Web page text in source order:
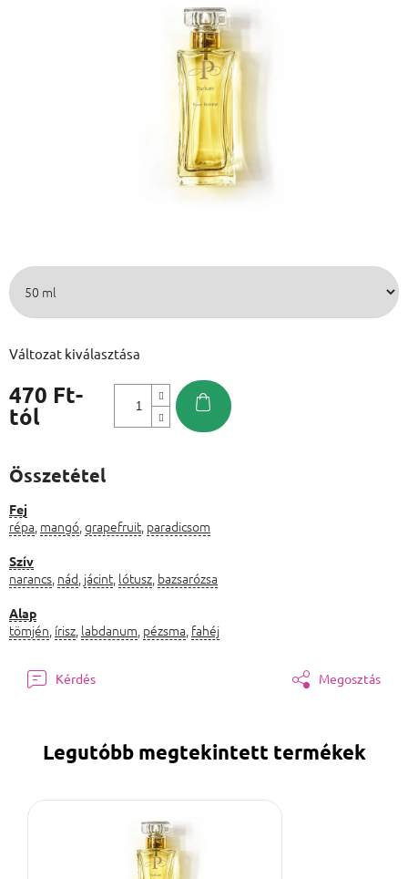
470 Ft-
tól
Változat kiválasztása
Összetétel
Fej
répa mangó grapefruit paradicsom
Szív
narancs nád jácint lótusz bazsarózsa
Alap
tömjén írisz labdanum pézsma fahéj
Kérdés Megosztás
Legutóbb megtekintett termékek